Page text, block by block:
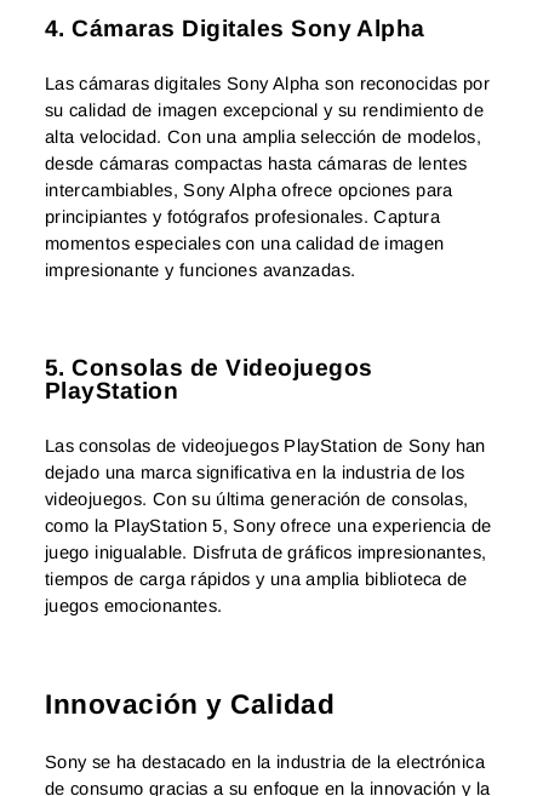
4. Cámaras Digitales Sony Alpha
Las cámaras digitales Sony Alpha son reconocidas por
su calidad de imagen excepcional y su rendimiento de
alta velocidad. Con una amplia selección de modelos,
desde cámaras compactas hasta cámaras de lentes
intercambiables, Sony Alpha ofrece opciones para
principiantes y fotógrafos profesionales. Captura
momentos especiales con una calidad de imagen
impresionante y funciones avanzadas.
5. Consolas de Videojuegos
PlayStation
Las consolas de videojuegos PlayStation de Sony han
dejado una marca significativa en la industria de los
videojuegos. Con su última generación de consolas,
como la PlayStation 5, Sony ofrece una experiencia de
juego inigualable. Disfruta de gráficos impresionantes,
tiempos de carga rápidos y una amplia biblioteca de
juegos emocionantes.
Innovación y Calidad
Sony se ha destacado en la industria de la electrónica
de consumo gracias a su enfoque en la innovación y la